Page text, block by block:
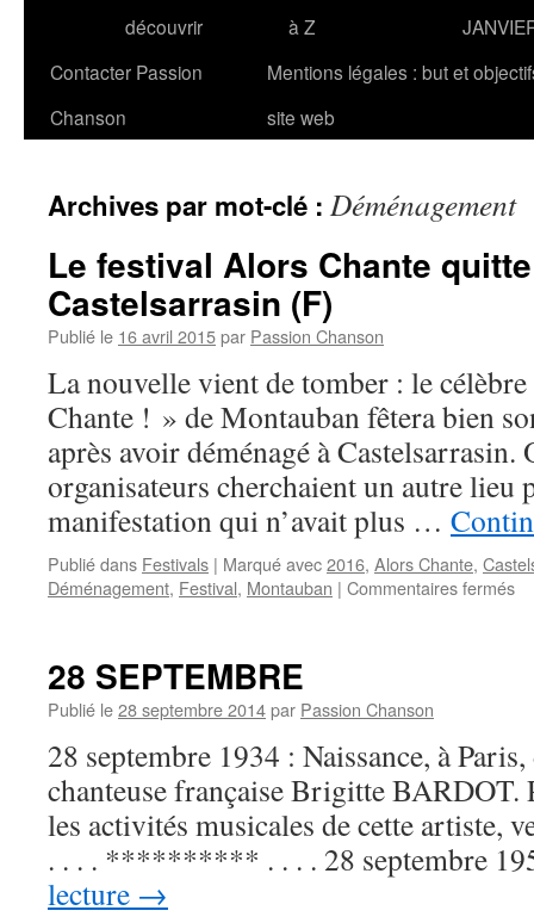
découvrir
à Z
Contacter Passion
Chanson
Mentions légales : but et
site web
Archives par mot-clé : Déménagement
Le festival Alors Chante
Castelsarrasin (F)
Publié le 16 avril 2015par Passion Chanson
La nouvelle vient de tomber : le
Chante ! » de Montauban fêtera bien
après avoir déménagé à Castelsarrasin.
organisateurs cherchaient un autre lieu
manifestation qui n’avait plus …
Publié dans Festivals | Marqué avec2016, Alors Chante,
Déménagement, Festival, Montauban | Commentaires fermés
28 SEPTEMBRE
Publié le28 septembre 2014par Passion Chanson
28 septembre 1934 : Naissance, à
chanteuse française Brigitte BARDOT.
les activités musicales de cette artiste,
. . . . ********** . . . . 28 septembre
lecture →